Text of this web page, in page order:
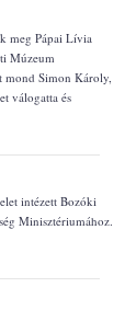
meg Pápai Lívia
Múzeum
mond Simon Károly,
válogatta és
intézett Bozóki
Minisztériumához.